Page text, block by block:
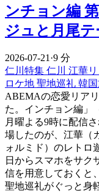
ンチョン編
ジュと月尾テ
2026-07-21·9 分
仁川特集 仁川 江華
ロケ地 聖地巡礼 韓
ABEMAの恋愛リア
た。インチョン編」
月曜よる9時に配信
場したのが、江華（
ォルミド）のレトロ
日からスマホをサク
信を用意しておくと
聖地巡礼がぐっと身